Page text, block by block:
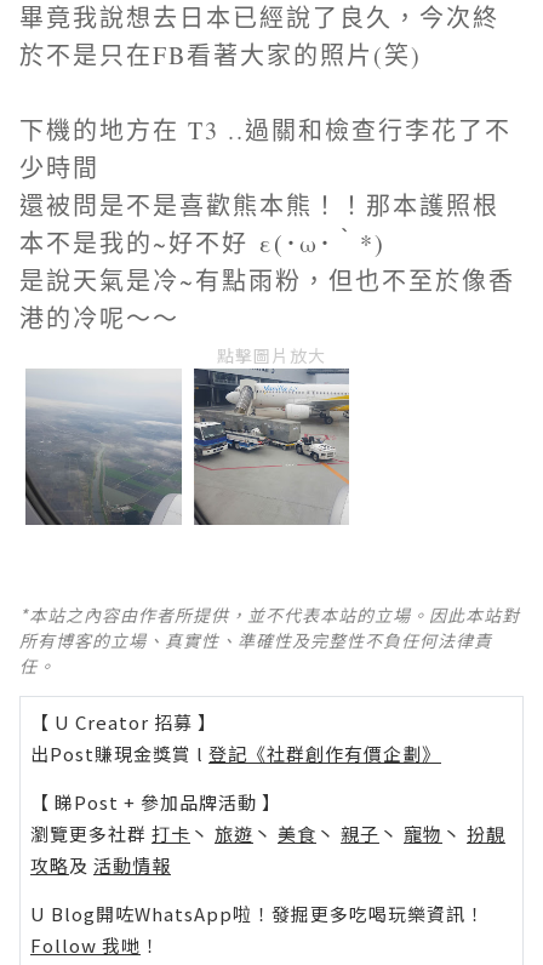
畢竟我說想去日本已經說了良久，今次終
於不是只在FB看著大家的照片(笑)
下機的地方在 T3 ..過關和檢查行李花了不
少時間
還被問是不是喜歡熊本熊！！那本護照根
本不是我的~好不好 ε(･ω･｀*)
是說天氣是冷~有點雨粉，但也不至於像香
港的冷呢～～
點擊圖片放大
*本站之內容由作者所提供，並不代表本站的立場。因此本站對
所有博客的立場、真實性、準確性及完整性不負任何法律責
任。
【 U Creator 招募 】
出Post賺現金獎賞 l 登記《社群創作有價企劃》
【 睇Post + 參加品牌活動 】
瀏覽更多社群 打卡 丶 旅遊 丶 美食 丶 親子 丶 寵物 丶 扮靚
攻略及 活動情報
U Blog開咗WhatsApp啦！發掘更多吃喝玩樂資訊！
Follow 我哋 ！